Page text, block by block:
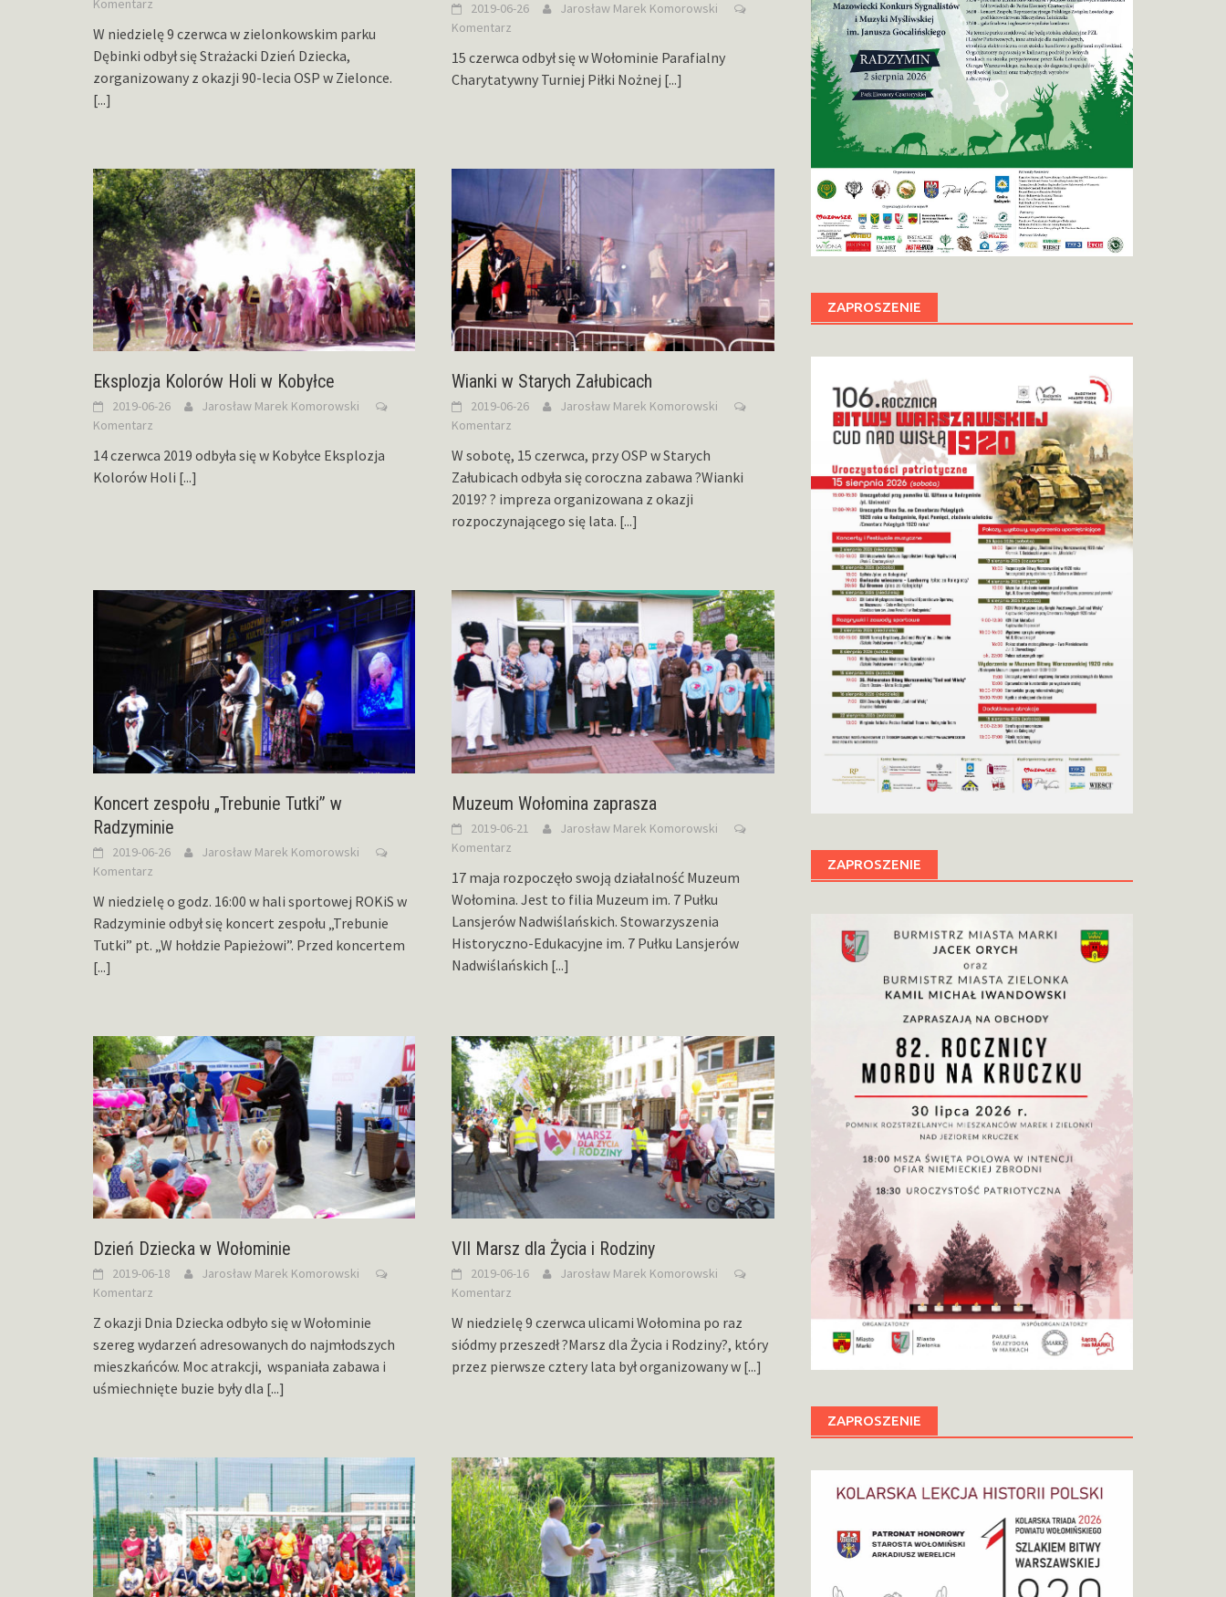
Komentarz
W niedzielę 9 czerwca w zielonkowskim parku
Dębinki odbył się Strażacki Dzień Dziecka,
zorganizowany z okazji 90-lecia OSP w Zielonce.
[...]
2019-06-26
Jarosław Marek Komorowski
Komentarz
15 czerwca odbył się w Wołominie Parafialny
Charytatywny Turniej Piłki Nożnej [...]
Eksplozja Kolorów Holi w Kobyłce
2019-06-26
Jarosław Marek Komorowski
Komentarz
14 czerwca 2019 odbyła się w Kobyłce Eksplozja
Kolorów Holi [...]
Wianki w Starych Załubicach
2019-06-26
Jarosław Marek Komorowski
Komentarz
W sobotę, 15 czerwca, przy OSP w Starych
Załubicach odbyła się coroczna zabawa ?Wianki
2019? ? impreza organizowana z okazji
rozpoczynającego się lata. [...]
Koncert zespołu „Trebunie Tutki” w
Radzyminie
2019-06-26
Jarosław Marek Komorowski
Komentarz
W niedzielę o godz. 16:00 w hali sportowej ROKiS w
Radzyminie odbył się koncert zespołu „Trebunie
Tutki” pt. „W hołdzie Papieżowi”. Przed koncertem
[...]
Muzeum Wołomina zaprasza
2019-06-21
Jarosław Marek Komorowski
Komentarz
17 maja rozpoczęło swoją działalność Muzeum
Wołomina. Jest to filia Muzeum im. 7 Pułku
Lansjerów Nadwiślańskich. Stowarzyszenia
Historyczno-Edukacyjne im. 7 Pułku Lansjerów
Nadwiślańskich [...]
Dzień Dziecka w Wołominie
2019-06-18
Jarosław Marek Komorowski
Komentarz
Z okazji Dnia Dziecka odbyło się w Wołominie
szereg wydarzeń adresowanych do najmłodszych
mieszkańców. Moc atrakcji, wspaniała zabawa i
uśmiechnięte buzie były dla [...]
VII Marsz dla Życia i Rodziny
2019-06-16
Jarosław Marek Komorowski
Komentarz
W niedzielę 9 czerwca ulicami Wołomina po raz
siódmy przeszedł ?Marsz dla Życia i Rodziny?, który
przez pierwsze cztery lata był organizowany w [...]
ZAPROSZENIE
ZAPROSZENIE
ZAPROSZENIE